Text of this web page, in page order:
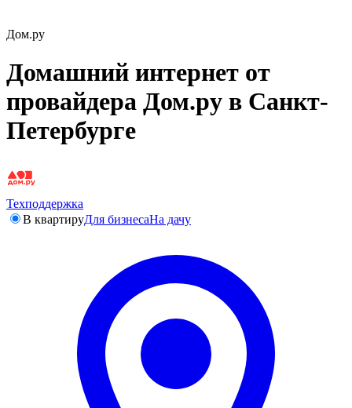
Дом.ру
Домашний интернет от
провайдера Дом.ру в Санкт-
Петербурге
Техподдержка
В квартируДля бизнесаНа дачу